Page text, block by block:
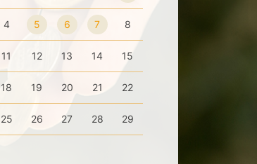
4 5 6 7 8
11 12 13 14 15
18 19 20 21 22
25 26 27 28 29